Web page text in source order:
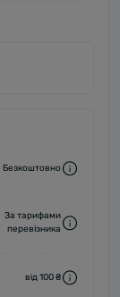
Безкоштовно
За тарифами
перевізника
від 100 ₴